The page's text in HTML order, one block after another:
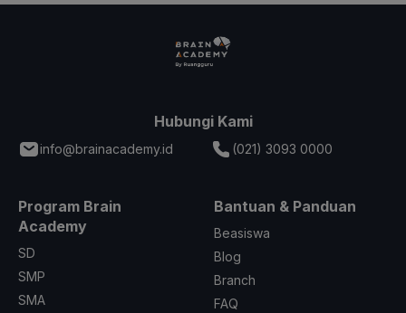
Hubungi Kami
info@brainacademy.id (021) 3093 0000
Program Brain
Academy
SD
SMP
SMA
Bantuan & Panduan
Beasiswa
Blog
Branch
FAQ